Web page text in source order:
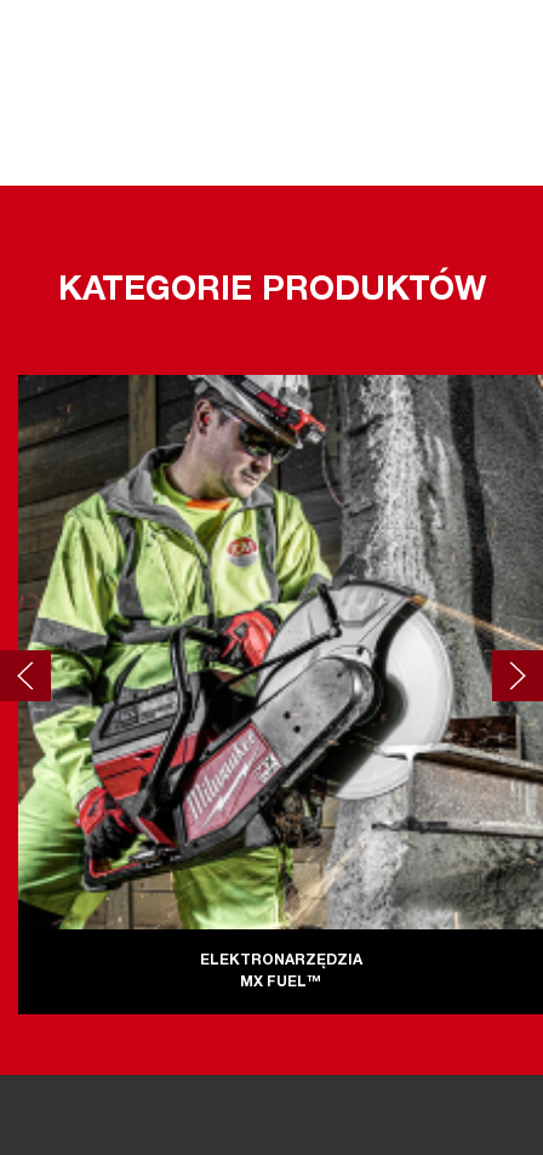
KATEGORIE PRODUKTÓW
ELEKTRONARZĘDZIA
MX FUEL™